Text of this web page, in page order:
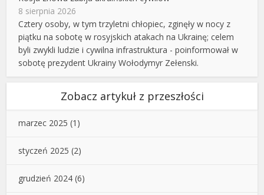
8 sierpnia 2026
Cztery osoby, w tym trzyletni chłopiec, zginęły w nocy z
piątku na sobotę w rosyjskich atakach na Ukrainę; celem
byli zwykli ludzie i cywilna infrastruktura - poinformował w
sobotę prezydent Ukrainy Wołodymyr Zełenski.
Zobacz artykuł z przeszłości
marzec 2025 (1)
styczeń 2025 (2)
grudzień 2024 (6)